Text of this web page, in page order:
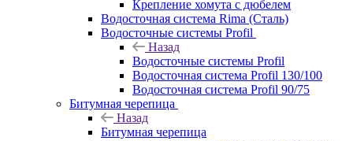
Крепление хомута с дюбелем
Водосточная система Rima (Сталь)
Водосточные системы Profil
Назад
Водосточные системы Profil
Водосточная система Profil 130/100
Водосточная система Profil 90/75
Битумная черепица
Назад
Битумная черепица